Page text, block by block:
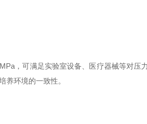
，可满足实验室设备、医疗器械等对压
养环境的一致性。